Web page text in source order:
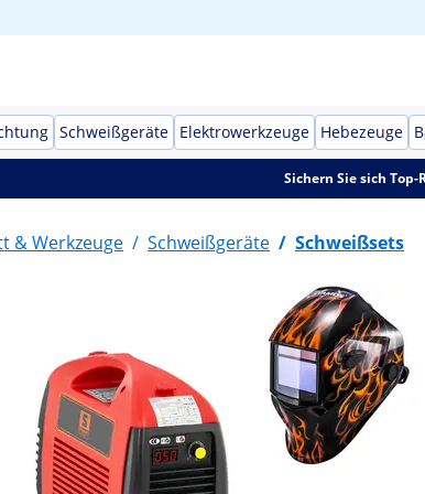
Schweißgeräte Elektrowerkzeuge Hebezeuge
Sichern Sie sich
& Werkzeuge / Schweißgeräte / Schweißsets